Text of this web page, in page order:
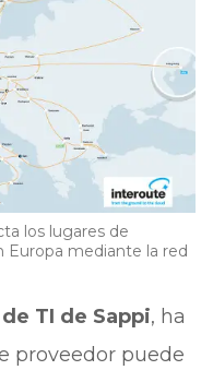
los lugares de
Europa mediante la red
TI de Sappi, ha
proveedor puede